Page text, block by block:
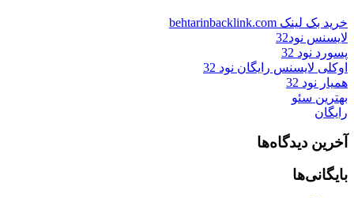
خرید بک لینک behtarinbacklink.com
لایسنس نود32
پسورد نود 32
اوکلی لایسنس رایگان نود 32
همیار نود 32
بهترین سئو
رایگان
آخرین دیدگاه‌ها
بایگانی‌ها